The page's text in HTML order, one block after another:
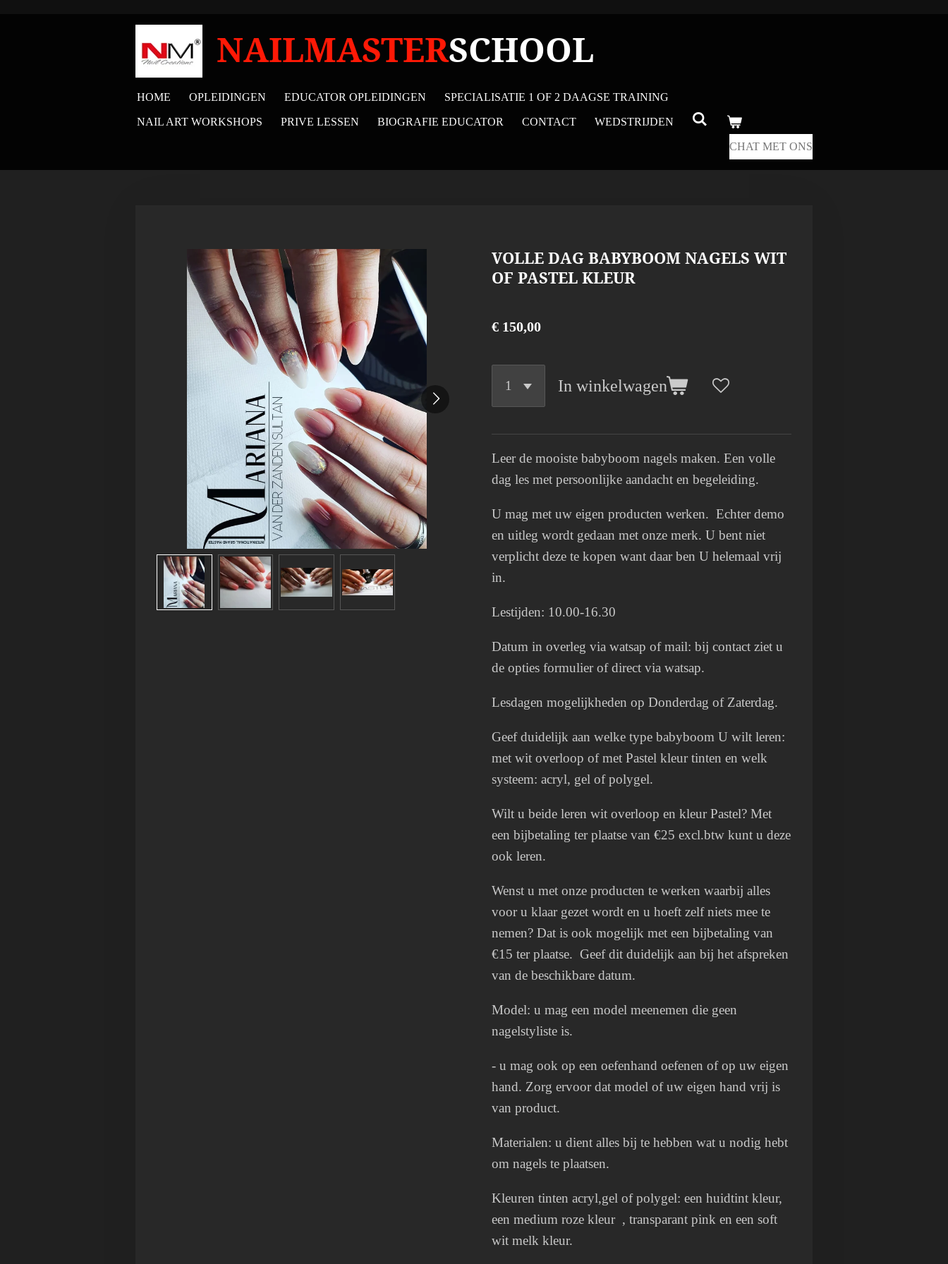
NAILMASTERSCHOOL
HOME OPLEIDINGEN EDUCATOR OPLEIDINGEN SPECIALISATIE 1 OF 2 DAAGSE TRAINING
NAIL ART WORKSHOPS PRIVE LESSEN BIOGRAFIE EDUCATOR CONTACT WEDSTRIJDEN
CHAT MET ONS
VOLLE DAG BABYBOOM NAGELS WIT
OF PASTEL KLEUR
€ 150,00
In winkelwagen
Leer de mooiste babyboom nagels maken. Een volle
dag les met persoonlijke aandacht en begeleiding.
U mag met uw eigen producten werken. Echter demo
en uitleg wordt gedaan met onze merk. U bent niet
verplicht deze te kopen want daar ben U helemaal vrij
in.
Lestijden: 10.00-16.30
Datum in overleg via watsap of mail: bij contact ziet u
de opties formulier of direct via watsap.
Lesdagen mogelijkheden op Donderdag of Zaterdag.
Geef duidelijk aan welke type babyboom U wilt leren:
met wit overloop of met Pastel kleur tinten en welk
systeem: acryl, gel of polygel.
Wilt u beide leren wit overloop en kleur Pastel? Met
een bijbetaling ter plaatse van €25 excl.btw kunt u deze
ook leren.
Wenst u met onze producten te werken waarbij alles
voor u klaar gezet wordt en u hoeft zelf niets mee te
nemen? Dat is ook mogelijk met een bijbetaling van
€15 ter plaatse. Geef dit duidelijk aan bij het afspreken
van de beschikbare datum.
Model: u mag een model meenemen die geen
nagelstyliste is.
- u mag ook op een oefenhand oefenen of op uw eigen
hand. Zorg ervoor dat model of uw eigen hand vrij is
van product.
Materialen: u dient alles bij te hebben wat u nodig hebt
om nagels te plaatsen.
Kleuren tinten acryl,gel of polygel: een huidtint kleur,
een medium roze kleur , transparant pink en een soft
wit melk kleur.